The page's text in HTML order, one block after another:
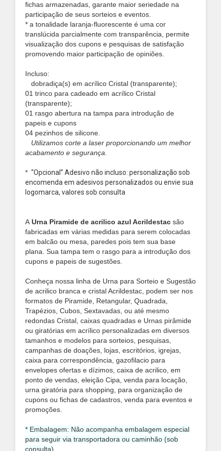
fichas armazenadas, garante maior seriedade na
participação de seus sorteios e eventos.
* a tonalidade laranja-fluorescente é uma cor
translúcida parcialmente com transparência, permite
visualização dos cupons e pesquisas de satisfação
promovendo maior participação de opiniões.
Incluso:
dobradiça(s) em acrílico Cristal (transparente);
01 trinco para cadeado em acrílico Cristal
(transparente);
01 rasgo abertura na tampa para introdução de
papeis e cupons
04 pezinhos de silicone.
Utilizamos corte a laser proporcionando um melhor
acabamento e segurança.
* “Opcional” Adesivo não incluso: personalização sob
encomenda em adesivos personalizados ou envie sua
logomarca, valores sob consulta
A Urna Piramide de acrilico azul Acrildestac são
fabricadas em várias medidas para serem colocadas
em balcão ou mesa, paredes pois tem sua base
plana. Sua tampa tem o rasgo para a introdução dos
cupons e papeis de sugestões.
Conheça nossa linha de Urna para Sorteio e Sugestão
de acrilico branca e cristal Acrildestac, podem ser nos
formatos de Piramide, Retangular, Quadrada,
Trapézios, Cubos, Sextavadas, ou até mesmo
redondas Cristal, caixas quadradas e Urnas pirâmide
ou giratórias em acrílico personalizadas em diversos
tamanhos e modelos para sorteios, pesquisas,
campanhas de doações, lojas, escritórios, igrejas,
caixa para correspondência, gazofilacio para
envelopes ofertas e dízimos, caixa de acrilico, em
ponto de vendas, eleição Cipa, venda para locação,
urna giratória para shopping, para organização de
cupons ou fichas de cadastros, venda para eventos e
promoções.
* Embalagem: Não acompanha embalagem especial
para seguir via transportadora ou caminhão (sob
consulta)